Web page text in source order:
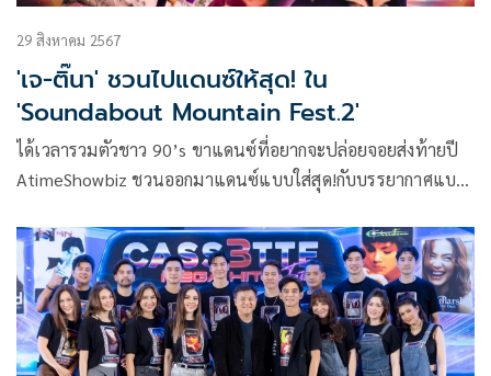
29 สิงหาคม 2567
'เจ-ติ๊นา' ชวนไปแดนซ์ให้สุด! ใน
'Soundabout Mountain Fest.2'
ได้เวลารวมตัวชาว 90’s ขาแดนซ์ที่อยากจะปล่อยจอยส่งท้ายปี
AtimeShowbiz ชวนออกมาแดนซ์แบบใส่สุด!กับบรรยากาศแบบ
“Soundabout Mountain Fest. 2” วันเสาร์ที่ 30 พฤศจิกายนนี้
ที่ Midwinter เขาใหญ่ จ.นครราชสีมา